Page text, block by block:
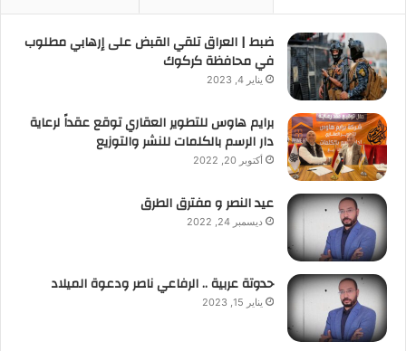
ضبط | العراق تلقي القبض على إرهابي مطلوب
في محافظة كركوك
يناير 4, 2023
برايم هاوس للتطوير العقاري توقع عقداً لرعاية
دار الرسم بالكلمات للنشر والتوزيع
أكتوبر 20, 2022
عيد النصر و مفترق الطرق
ديسمبر 24, 2022
حدوتة عربية .. الرفاعي ناصر ودعوة الميلاد
يناير 15, 2023